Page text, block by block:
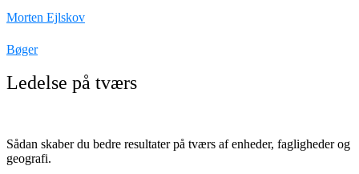
Morten Ejlskov
Bøger
Ledelse på tværs
Sådan skaber du bedre resultater på tværs af enheder, fagligheder og
geografi.